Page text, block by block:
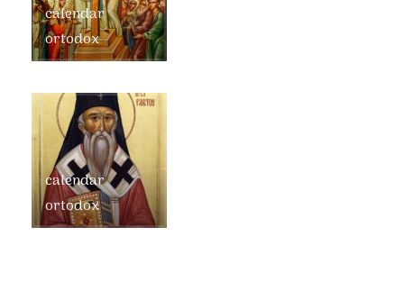
calendar
ortodox
calendar
ortodox